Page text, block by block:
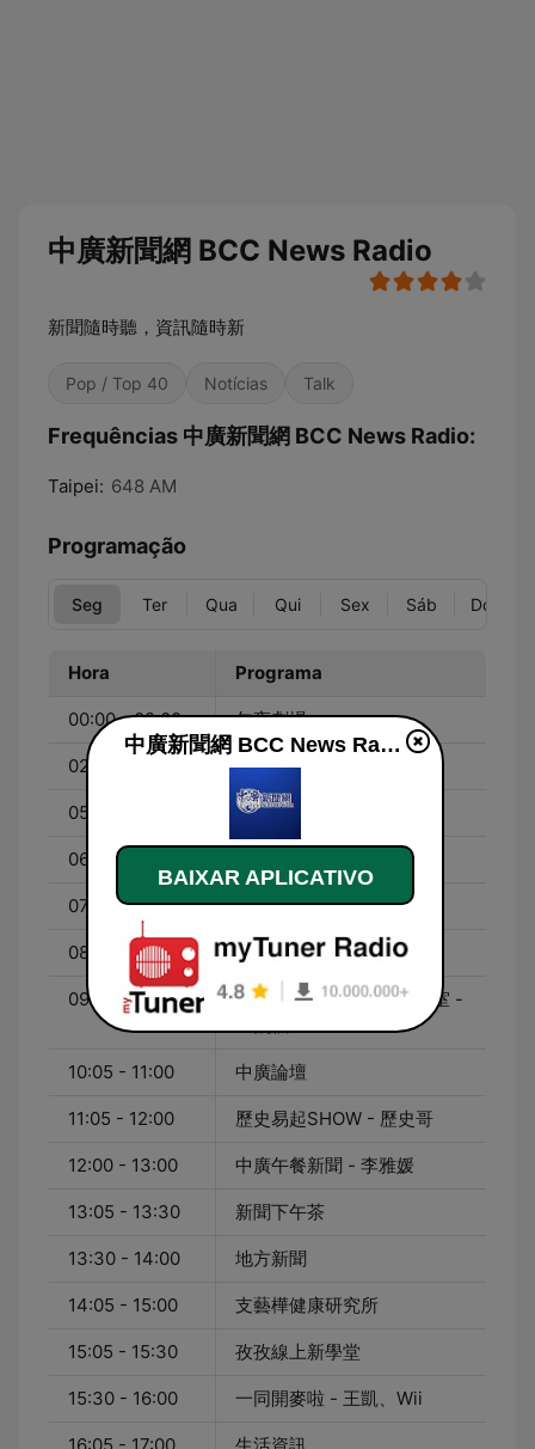
中廣新聞網 BCC News Radio
新聞隨時聽，資訊隨時新
Pop / Top 40 Notícias Talk
Frequências 中廣新聞網 BCC News Radio:
Taipei: 648 AM
Programação
Seg Ter Qua Qui Sex Sáb Dom
Hora Programa
00:00 - 02:00 午夜劇場
02:00 - 05:00 精彩節目回顧
05:00 - 06:00 心靈的春天
06:00 - 06:20
07:00 - 08:00 中廣早報新聞 - 謝葉蓉
08:05 - 09:00 千秋萬事 - 王淺秋
09:05 - 10:00
千秋萬事｜你我生活財經室 -
王淺秋
10:05 - 11:00 中廣論壇
11:05 - 12:00 歷史易起SHOW - 歷史哥
12:00 - 13:00 中廣午餐新聞 - 李雅媛
13:05 - 13:30 新聞下午茶
13:30 - 14:00 地方新聞
14:05 - 15:00 支藝樺健康研究所
15:05 - 15:30 孜孜線上新學堂
15:30 - 16:00 一同開麥啦 - 王凱、Wii
中廣新聞網 BCC News Radio ao vivo
BAIXAR APLICATIVO